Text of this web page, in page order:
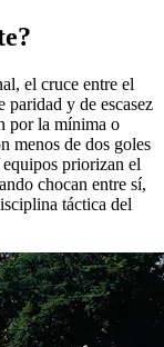
el cruce entre el
paridad y de escasez
por la mínima o
menos de dos goles
priorizan el
chocan entre sí,
táctica del